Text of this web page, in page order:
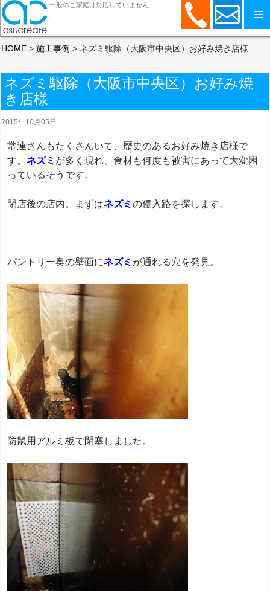
コンテンツへスキップ
一般のご家庭は対応していません
HOME >施工事例 > ネズミ駆除（大阪市中央区）お好み焼き店様
ネズミ駆除（大阪市中央区）お好み焼
き店様
2015年10月05日
常連さんもたくさんいて、歴史のあるお好み焼き店様で
す。ネズミ が多く現れ、食材も何度も被害にあって大変困
っているそうです。
閉店後の店内。まずはネズミの侵入路を探します。
パントリー奥の壁面にネズミ が通れる穴を発見。
防鼠用アルミ板で閉塞しました。